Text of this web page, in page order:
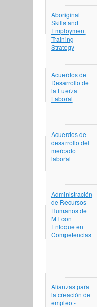
Aboriginal
Skills and
Employment
Training
Strategy
Acuerdos de
Desarrollo de
la Fuerza
Laboral
Acuerdos de
desarrollo del
mercado
laboral
Administración
de Recursos
Humanos de
MT con
Enfoque en
Competencias
Alianzas para
la creación de
empleo -